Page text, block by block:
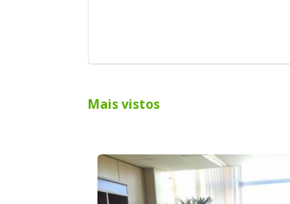
Mais vistos